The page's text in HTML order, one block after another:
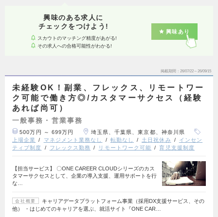
興味のある求人に
チェックをつけよう!
スカウトのマッチング精度があがる!
その求人への合格可能性がわかる!
興味あり
掲載期間 26/07/22～26/09/15
未経験OK！副業、フレックス、リモートワー
ク可能で働き方◎/カスタマーサクセス（経験
あれば尚可）
一般事務・営業事務
500万円 ～ 699万円
埼玉県、千葉県、東京都、神奈川県
上場企業
マネジメント業務なし 転勤なし 土日祝休み
インセン
ティブ制度
フレックス勤務 リモートワーク可能 育児支援制度
【担当サービス】 〇ONE CAREER CLOUDシリーズのカス
タマーサクセスとして、企業の導入支援、運用サポートを行
な…
会社概要
キャリアデータプラットフォーム事業（採用DX支援サービス、その
他） ・はじめてのキャリアを選ぶ、就活サイト『ONE CAR…